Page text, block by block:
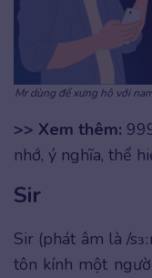
Mr dùng để xưng hô với
>> Xem thêm:
nhớ, ý nghĩa, thể
Sir
Sir (phát âm là /
tôn kính một